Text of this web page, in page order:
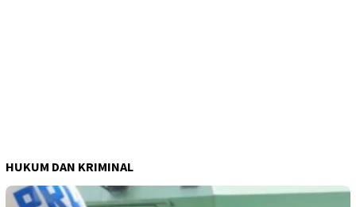
HUKUM DAN KRIMINAL